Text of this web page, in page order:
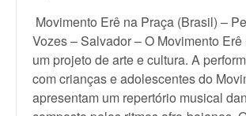
Movimento Erê na Praça (Brasil) –
Vozes – Salvador – O Movimento
um projeto de arte e cultura. A
com crianças e adolescentes do
apresentam um repertório musical